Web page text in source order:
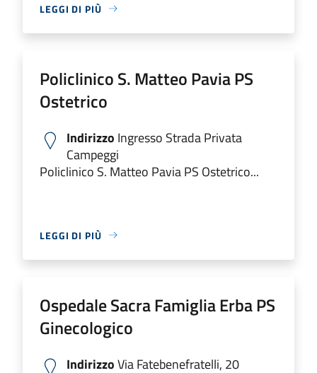
LEGGI DI PIÙ
Policlinico S. Matteo Pavia PS
Ostetrico
Indirizzo Ingresso Strada Privata
Campeggi
Policlinico S. Matteo Pavia PS Ostetrico...
LEGGI DI PIÙ
Ospedale Sacra Famiglia Erba PS
Ginecologico
IndirizzoVia Fatebenefratelli, 20